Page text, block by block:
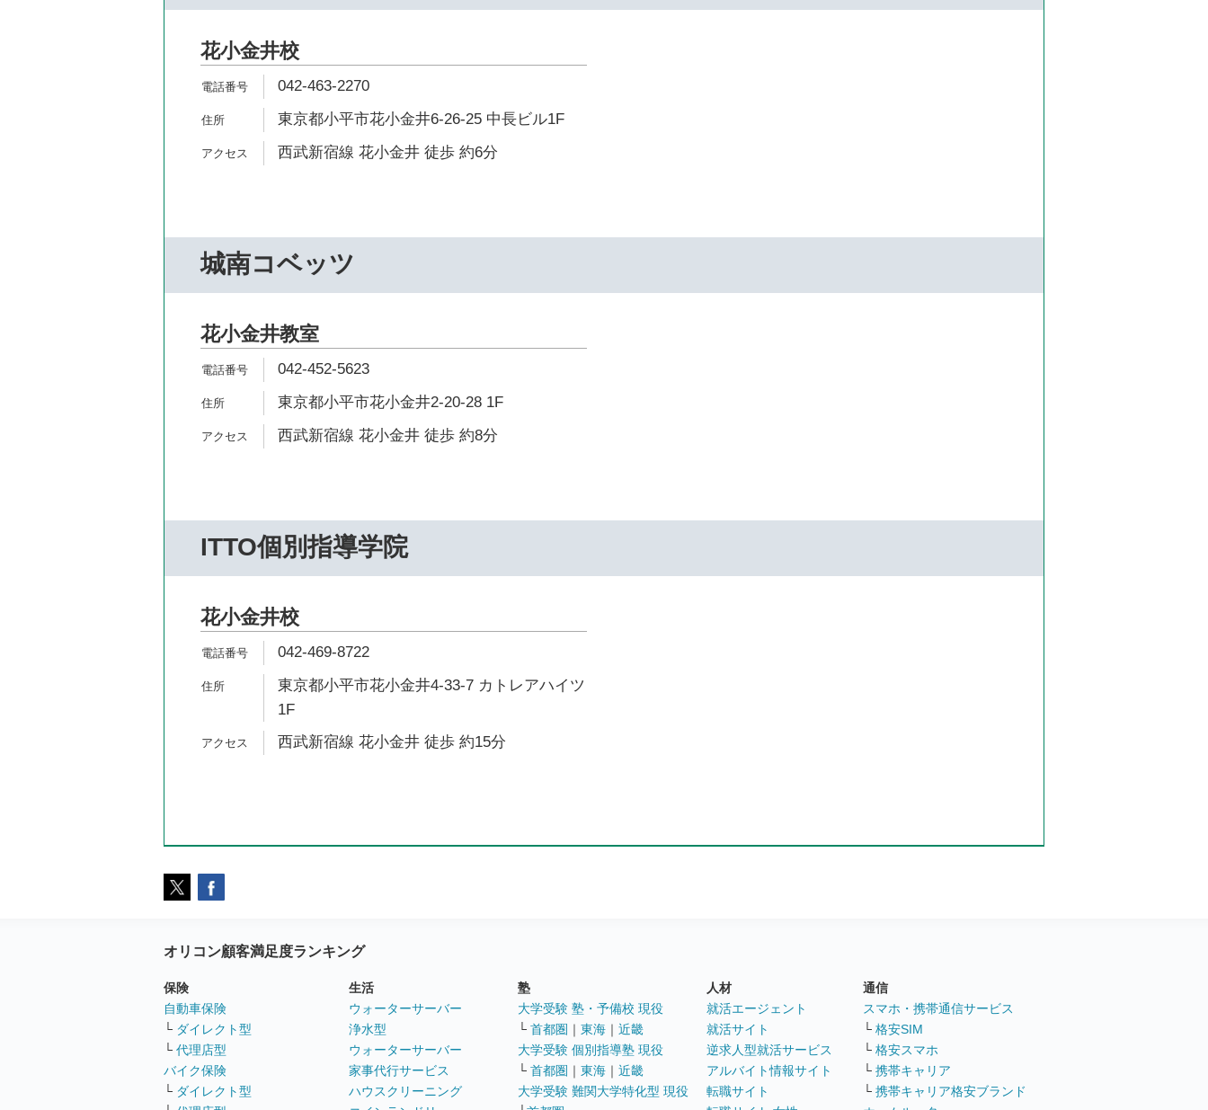
花小金井校
042-463-2270
東京都小平市花小金井6-26-25 中長ビル1F
西武新宿線 花小金井 徒歩 約6分
城南コベッツ
花小金井教室
042-452-5623
東京都小平市花小金井2-20-28 1F
西武新宿線 花小金井 徒歩 約8分
ITTO個別指導学院
花小金井校
042-469-8722
東京都小平市花小金井4-33-7 カトレアハイツ
1F
西武新宿線 花小金井 徒歩 約15分
オリコン顧客満足度ランキング
保険
自動車保険
└ ダイレクト型
└ 代理店型
バイク保険
└ ダイレクト型
生活
ウォーターサーバー
浄水型
ウォーターサーバー
家事代行サービス
ハウスクリーニング
塾
大学受験 塾・予備校 現役
└ 首都圏 ｜ 東海 ｜ 近畿
大学受験 個別指導塾 現役
└ 首都圏 ｜ 東海 ｜ 近畿
大学受験 難関大学特化型 現役
人材
就活エージェント
就活サイト
逆求人型就活サービス
アルバイト情報サイト
転職サイト
通信
スマホ・携帯通信サービス
└ 格安SIM
└ 格安スマホ
└ 携帯キャリア
└ 携帯キャリア格安ブランド